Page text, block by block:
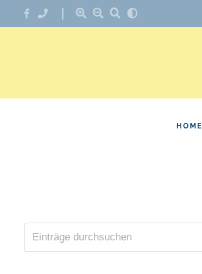
HOME